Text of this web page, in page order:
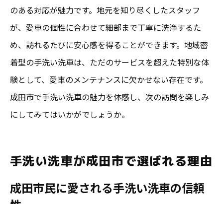
のある対応が魅力です。地元を知り尽くしたスタッフ
が、愛車の個性に合わせて細部まで丁寧に洗浄するた
め、訪れるたびに安心感を得ることができます。地域密
着型の手洗い洗車は、ただのサービスを超えた特別な体
験として、愛車のメンテナンスに欠かせない存在です。
成田市で手洗い洗車の魅力を体感し、次の訪問を楽しみ
にしてみてはいかがでしょうか。
手洗い洗車が成田市で選ばれる理由
成田市民に愛される手洗い洗車の信頼